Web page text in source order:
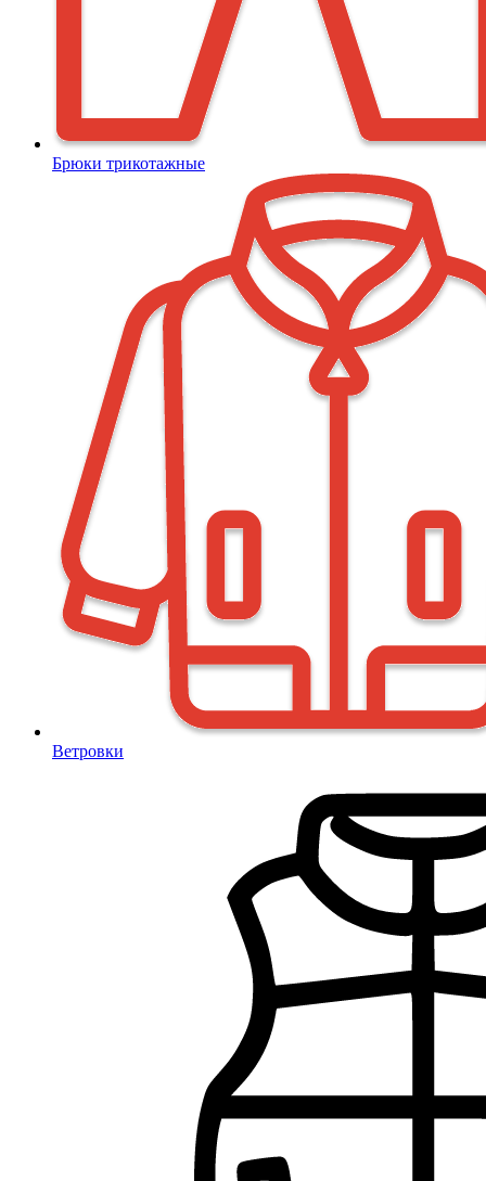
Брюки трикотажные
Ветровки